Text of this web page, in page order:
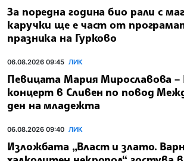
За поредна година био рали с
каручки ще е част от
празника на Гурково
06.08.2026 09:45 ЛИК
Певицата Мария Мирославова –
концерт в Сливен по повод
ден на младежта
06.08.2026 09:40 ЛИК
Изложбата „Власт и злато.